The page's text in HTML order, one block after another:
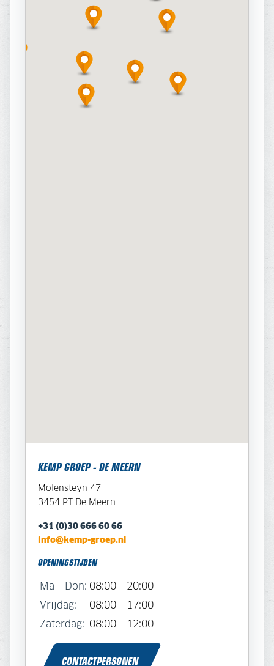
KEMP GROEP - DE MEERN
Molensteyn 47
3454 PT De Meern
+31 (0)30 666 60 66
info@kemp-groep.nl
OPENINGSTIJDEN
Ma - Don: 08:00 - 20:00
Vrijdag:
08:00 - 17:00
Zaterdag:
08:00 - 12:00
CONTACTPERSONEN